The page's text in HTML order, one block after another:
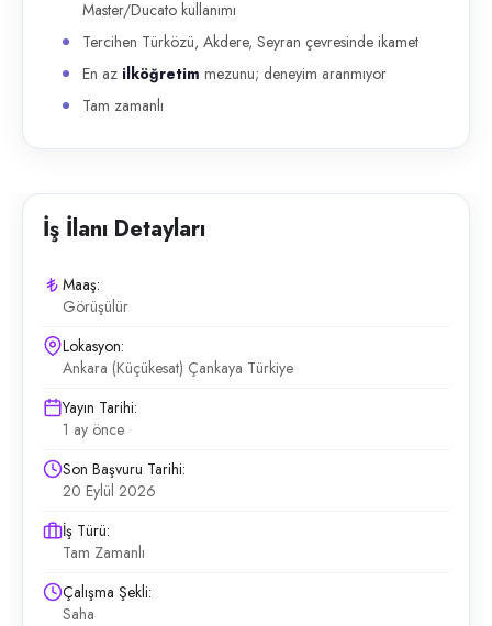
Master/Ducato kullanımı
Tercihen Türközü, Akdere, Seyran çevresinde ikamet
En az ilköğretim mezunu; deneyim aranmıyor
Tam zamanlı
İş İlanı Detayları
Maaş:
Görüşülür
Lokasyon:
Ankara (Küçükesat) Çankaya Türkiye
Yayın Tarihi:
1 ay önce
Son Başvuru Tarihi:
20 Eylül 2026
İş Türü:
Tam Zamanlı
Çalışma Şekli:
Saha